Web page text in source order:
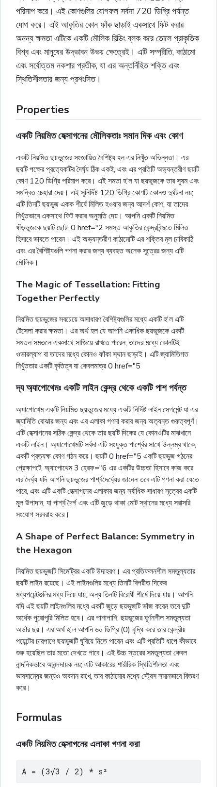
পরিমাপ করে। এই কোণগুলির যোগফল সর্বদা 720 ডিগ্রি পর্যন্ত
যোগ করে। এই আকৃতির কোন ফাঁক ছাড়াই একসাথে ফিট করার
অনন্য ক্ষমতা এটিকে একটি মৌলিক বিল্ডিং ব্লক করে তোলে প্রাকৃতিক
বিশ্ব এবং মানুষের উদ্ভাবন উভয় ক্ষেত্রেই। এটি সম্প্রীতি, কাঠামো
এবং সর্বোত্তম নকশার প্রতীক, যা এর অন্তর্নিহিত শক্তি এবং
স্থিতিশীলতার জন্য প্রশংসিত।
Properties
একটি নিয়মিত হেক্সাগনের মৌলিকতাঃ সমান দিক এবং কোণ
একটি নিয়মিত ছয়ভুজের সংজ্ঞায়িত বৈশিষ্ট্য হল এর নিখুঁত অভিন্নতা। এর
ছয়টি পক্ষের প্রত্যেকটির দৈর্ঘ্য ঠিক একই, এবং এর প্রতিটি অভ্যন্তরীণ ছয়টি
কোণ 120 ডিগ্রি পরিমাপ করে। এই সমতা হ'ল যা ছয়ভুজকে তার সুষম এবং
সমন্বিত চেহারা দেয়। এই সুনির্দিষ্ট 120 ডিগ্রি কোণটি কোনও দুর্ঘটনা নয়;
এটি তিনটি ছয়ভুজ একক শীর্ষে মিলিত হওয়ার জন্য আদর্শ কোণ, যা তাদের
নিখুঁতভাবে একসাথে ফিট করার অনুমতি দেয়। আপনি একটি নিয়মিত
ষাঁড়ভুজকে ছয়টি ছোট, 0 href="2 সমস্ত আকৃতির কেন্দ্রবিন্দুতে মিলিত
হিসাবে ভাবতে পারেন। এই অভ্যন্তরীণ কাঠামোটি এর শক্তির মূল চাবিকাঠি
এবং এর বৈশিষ্ট্যগুলি গণনা করার জন্য ব্যবহৃত অনেক সূত্রের জন্য এটি
মৌলিক।
The Magic of Tessellation: Fitting
Together Perfectly
নিয়মিত ছয়ভুজের সবচেয়ে অসাধারণ বৈশিষ্ট্যগুলির মধ্যে একটি হ'ল এটি
টেসেলা করার ক্ষমতা। এর অর্থ হল যে আপনি একাধিক ছয়ভুজকে একটি
সমতল সমতলে একসাথে সাজিয়ে রাখতে পারেন, তাদের মধ্যে কোনটিই
ওভারল্যাপ বা তাদের মধ্যে কোনও ফাঁকা স্থান ছাড়াই। এটি জ্যামিতিগত
নিখুঁততার একটি কৃতিত্ব যা কেবলমাত্র 0 href="5
দ্য অ্যাপোথেমঃ একটি লাইন কেন্দ্র থেকে একটি পাশ পর্যন্ত
অ্যাপোথেম একটি নিয়মিত ছয়ভুজের মধ্যে একটি নির্দিষ্ট লাইন সেগমেন্ট যা এর
জ্যামিতি বোঝার জন্য এবং এর এলাকা গণনা করার জন্য অত্যন্ত গুরুত্বপূর্ণ।
এটি হেক্সাগনের সঠিক কেন্দ্র থেকে তার ছয়টি দিকের যে কোনওটির মাঝখানে
একটি লাইন। অ্যাপোথেমটি সর্বদা এটি সংযুক্ত পার্শ্বের সাথে উল্লম্ব থাকে,
একটি প্রত্যক্ষ কোণ গঠন করে। ছয়টি 0 href="5 একটি ছয়ভুজ গঠনের
প্রেক্ষাপটে, অ্যাপোথেম 3 হ্রেফ="6 এর একটির উচ্চতা হিসাবে কাজ করে
এর দৈর্ঘ্য যদি আপনি ছয়ভুজের পার্শ্বদৈর্ঘ্যের জানেন তবে এটি গণনা করা যেতে
পারে, এবং এটি একটি হেক্সাগনের এলাকার জন্য সর্বাধিক সাধারণ সূত্রের একটি
মূল উপাদান, যা পার্শ্ব দৈর্গ এবং এটি জুড়ে থাকা মোট স্থানের মধ্যে সরাসরি
সংযোগ সরবরাহ করে।
A Shape of Perfect Balance: Symmetry in
the Hexagon
নিয়মিত ছয়ভুজটি সিমেট্রির একটি উদাহরণ। এর প্রতিফলনশীল সমতুল্যতার
ছয়টি লাইন রয়েছে। এই লাইনগুলির মধ্যে তিনটি বিপরীত দিকের
মধ্যপয়েন্টগুলির মধ্য দিয়ে যায়, অন্য তিনটি বিরোধী শীর্ষে দিয়ে যায়। আপনি
যদি এই ছয়টি লাইনগুলির মধ্যে একটি জুড়ে ছয়ভুজটি ভাঁজ করেন তবে দুটি
অর্ধেক পুরোপুরি মিলিত হবে। এর পাশাপাশি, ছয়ভুজের ঘূর্ণনশীল সমতুল্যতা
অর্ডার ছয়। এর অর্থ হ'ল আপনি ৬০ ডিগ্রি (0) বৃদ্ধি করে তার কেন্দ্রীয়
পয়েন্টের চারপাশে ছয়ভুজটি ঘুরিয়ে নিতে পারেন এবং এটি প্রতিটি ধাপে কীভাবে
শুরু হয়েছিল তার মতো দেখতে পাবে। এই উচ্চ স্তরের সমতুল্যতা কেবল
নান্দনিকভাবে আনন্দদায়ক নয়; এটি আকারের শারীরিক স্থিতিশীলতা এবং
ভারসাম্যের জন্যও অবদান রাখে, তার কাঠামোর মধ্যে স্ট্রেস সমানভাবে বিতরণ
করে।
Formulas
একটি নিয়মিত হেক্সাগনের এলাকা গণনা করা
A = (3√3 / 2) * s²